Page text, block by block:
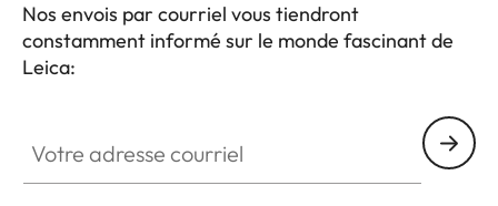
Nos envois par courriel vous tiendront
constamment informé sur le monde fascinant de
Leica: